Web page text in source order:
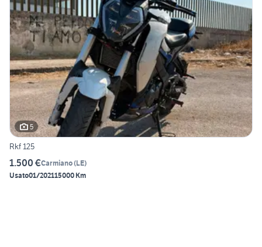
5
Rkf 125
1.500 €Carmiano(LE)
Usato01/202115000 Km